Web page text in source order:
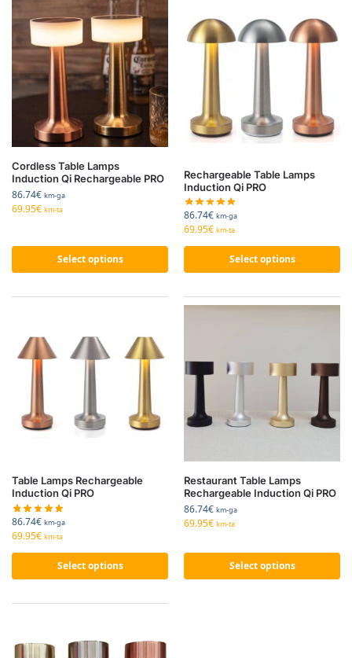
Cordless Table Lamps
Induction Qi Rechargeable PRO
86.74€ km-ga
69.95€ km-ta
Select options
Rechargeable Table Lamps
Induction Qi PRO
86.74€ km-ga
69.95€ km-ta
Select options
Table Lamps Rechargeable
Induction Qi PRO
86.74€ km-ga
69.95€ km-ta
Select options
Restaurant Table Lamps
Rechargeable Induction Qi PRO
86.74€ km-ga
69.95€ km-ta
Select options